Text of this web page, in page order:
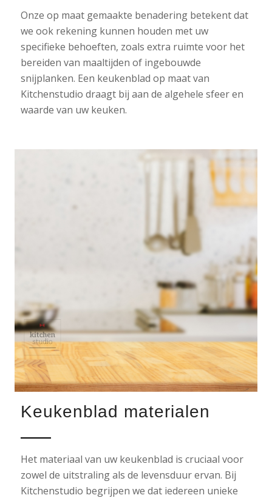
Onze op maat gemaakte benadering betekent dat
we ook rekening kunnen houden met uw
specifieke behoeften, zoals extra ruimte voor het
bereiden van maaltijden of ingebouwde
snijplanken. Een keukenblad op maat van
Kitchenstudio draagt bij aan de algehele sfeer en
waarde van uw keuken.
Keukenblad materialen
Het materiaal van uw keukenblad is cruciaal voor
zowel de uitstraling als de levensduur ervan. Bij
Kitchenstudio begrijpen we dat iedereen unieke